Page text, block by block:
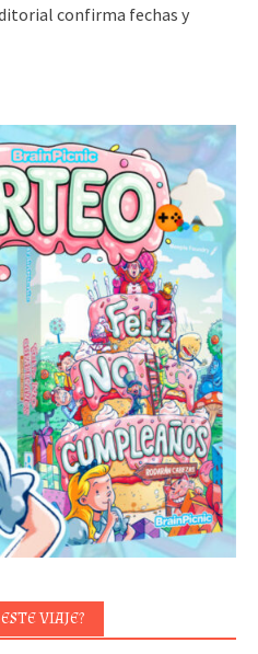
confirma fechas y
VIAJE?